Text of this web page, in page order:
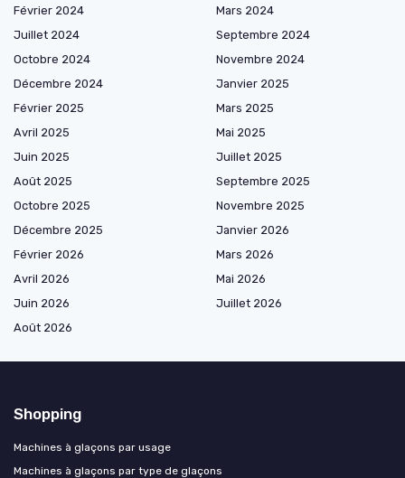
Février 2024
Mars 2024
Juillet 2024
Septembre 2024
Octobre 2024
Novembre 2024
Décembre 2024
Janvier 2025
Février 2025
Mars 2025
Avril 2025
Mai 2025
Juin 2025
Juillet 2025
Août 2025
Septembre 2025
Octobre 2025
Novembre 2025
Décembre 2025
Janvier 2026
Février 2026
Mars 2026
Avril 2026
Mai 2026
Juin 2026
Juillet 2026
Août 2026
Shopping
Machines à glaçons par usage
Machines à glaçons par type de glaçons